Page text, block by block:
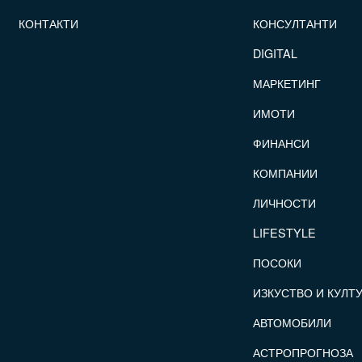
КОНТАКТИ
КОНСУЛТАНТИ
DIGITAL
МАРКЕТИНГ
ИМОТИ
ФИНАНСИ
КОМПАНИИ
ЛИЧНОСТИ
LIFESTYLE
ПОСОКИ
ИЗКУСТВО И
АВТОМОБИЛИ
АСТРОПРОГНОЗА